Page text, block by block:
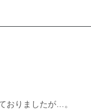
おりましたが…。